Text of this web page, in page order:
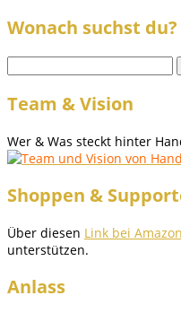
Wonach suchst du?
nach:
Team & Vision
Wer & Was steckt hinter
Shoppen &
Über diesen Link bei Amazon
unterstützen.
Anlass